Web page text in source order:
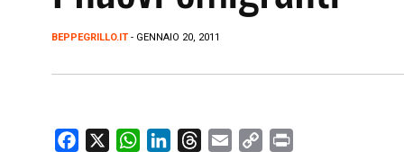
BEPPEGRILLO.IT - GENNAIO 20, 2011
W